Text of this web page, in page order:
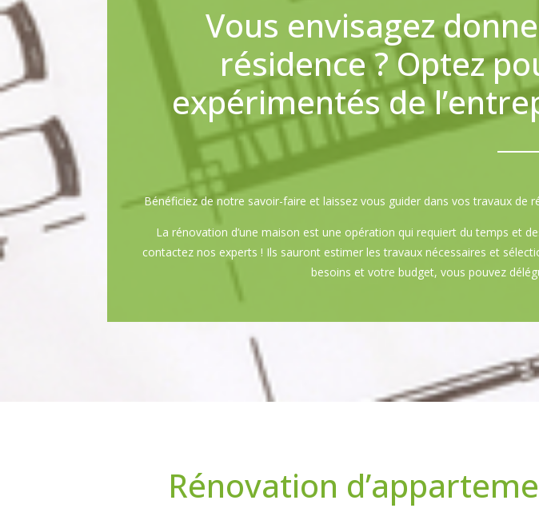
Vous envisagez
résidence ? Optez
expérimentés de
Bénéficiez de notre savoir-faire et laissez vous guider dans vos travaux de
La rénovation d’une maison est une opération qui requiert du temps et
contactez nos experts ! Ils sauront estimer les travaux nécessaires et
besoins et votre budget, vous pouvez
Rénovation